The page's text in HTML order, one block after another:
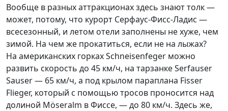
Вообще в разных аттракционах здесь знают толк —
может, потому, что курорт Серфаус-Фисс-Ладис —
всесезонный, и летом отели заполнены не хуже, чем
зимой. На чем же прокатиться, если не на лыжах?
На американских горках Schneisenfeger можно
развить скорость до 45 км/ч, на тарзанке Serfauser
Sauser — 65 км/ч, а под крылом параплана Fisser
Flieger, который с помощью тросов проносится над
долиной Möseralm в Фиссе, — до 80 км/ч. Здесь же,